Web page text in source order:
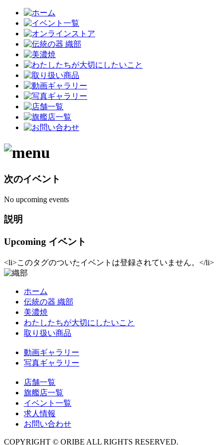
次のイベント
No upcoming events
説明
Upcoming イベント
<li>このタグのついたイベントは登録されていません。</li>
ホーム
伝統の器 織部
美濃焼
わたしたちが大切にしたいこと
取り扱い商品
動画ギャラリー
写真ギャラリー
店舗一覧
旗艦店一覧
イベント一覧
求人情報
お問い合わせ
COPYRIGHT © ORIBE ALL RIGHTS RESERVED.